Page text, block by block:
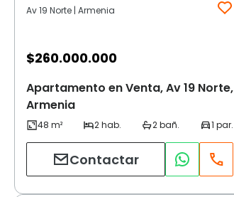
Av 19 Norte | Armenia
$260.000.000
Apartamento en Venta, Av 19 Norte,
Armenia
Contactar